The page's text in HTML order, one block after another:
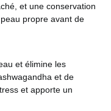
et une conservation
propre avant de
et élimine les
et de
et apporte un